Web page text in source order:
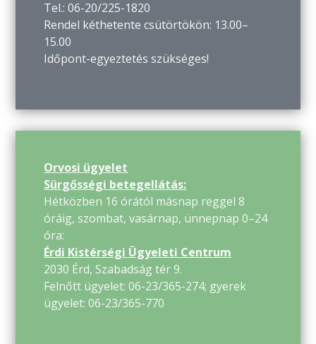
Tel.: 06-20/225-1820
Rendel kéthetente csütörtökön: 13.00–
15.00
Időpont-egyeztetés szükséges!
Orvosi ügyelet
Sürgősségi betegellátás:
Hétközben 16 órától másnap reggel 8
óráig, szombat, vasárnap, ünnepnap 0–24
óra:
Érdi Kistérségi Ügyeleti Centrum
2030 Érd, Szabadság tér 9.
Felnőtt ügyelet: 06-23/365-274; gyerek
ügyelet: 06-23/365-770